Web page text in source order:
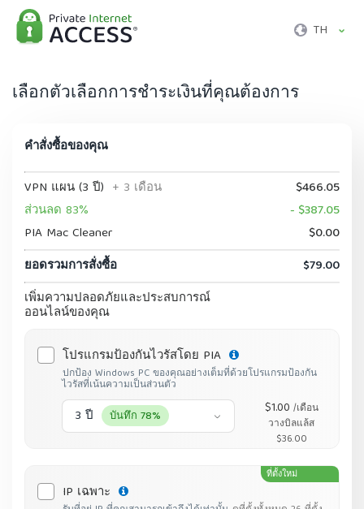
TH
เลือกตัวเลือกการชำระเงินที่คุณต้องการ
คำสั่งซื้อของคุณ
VPN แผน (3 ปี) + 3 เดือน
$466.05
ส่วนลด 83%
- $387.05
PIA Mac Cleaner
$0.00
ยอดรวมการสั่งซื้อ
$79.00
เพิ่มความปลอดภัยและประสบการณ์
ออนไลน์ของคุณ
โปรแกรมป้องกันไวรัสโดย PIA
ปกป้อง Windows PC ของคุณอย่างเต็มที่ด้วยโปรแกรมป้องกัน
ไวรัสที่เน้นความเป็นส่วนตัว
3 ปี บันทึก 78% $1.00 /เดือน
วางบิลแล้ส
$36.00
ที่ตั้งใหม่
IP เฉพาะ